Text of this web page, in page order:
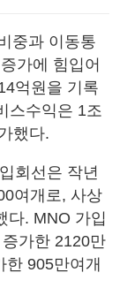
중과 이동통
가에 힘입어
억원을 기록
스수익은 1조
했다.
회선은 작년
여개로, 사상
다. MNO 가입
가한 2120만
905만여개